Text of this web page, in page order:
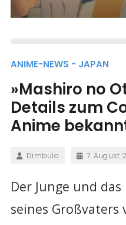
ANIME-NEWS - JAPAN
»Mashiro no
Details zum
Anime
Dimbula 7. August
Der Junge und
seines Großvaters